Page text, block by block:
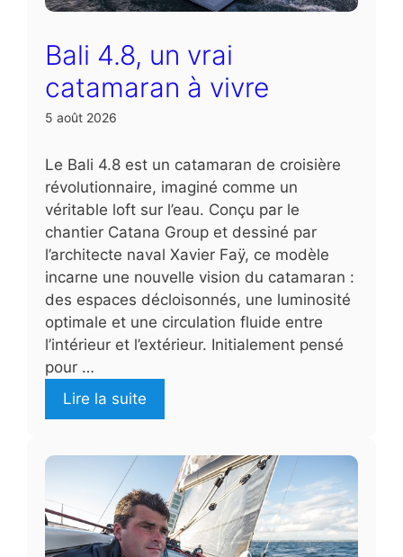
Bali 4.8, un vrai
catamaran à vivre
5 août 2026
Le Bali 4.8 est un catamaran de croisière
révolutionnaire, imaginé comme un
véritable loft sur l’eau. Conçu par le
chantier Catana Group et dessiné par
l’architecte naval Xavier Faÿ, ce modèle
incarne une nouvelle vision du catamaran :
des espaces décloisonnés, une luminosité
optimale et une circulation fluide entre
l’intérieur et l’extérieur. Initialement pensé
pour …
Lire la suite